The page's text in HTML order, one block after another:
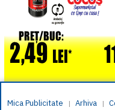
Mica Publicitate | Arhiva |